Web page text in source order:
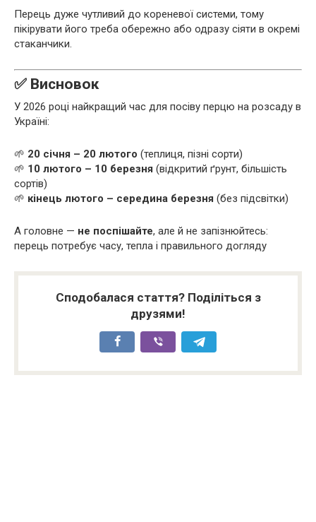
Перець дуже чутливий до кореневої системи, тому
пікірувати його треба обережно або одразу сіяти в окремі
стаканчики.
✅ Висновок
У 2026 році найкращий час для посіву перцю на розсаду в
Україні:
🌱 20 січня – 20 лютого (теплиця, пізні сорти)
🌱 10 лютого – 10 березня (відкритий ґрунт, більшість
сортів)
🌱 кінець лютого – середина березня (без підсвітки)
А головне — не поспішайте, але й не запізнюйтесь:
перець потребує часу, тепла і правильного догляду
Сподобалася стаття? Поділіться з
друзями!